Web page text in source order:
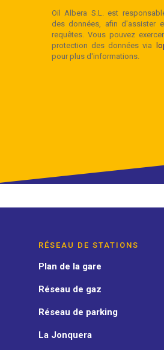
RÉSEAU DE STATIONS
Plan de la gare
Réseau de gaz
Réseau de parking
La Jonquera